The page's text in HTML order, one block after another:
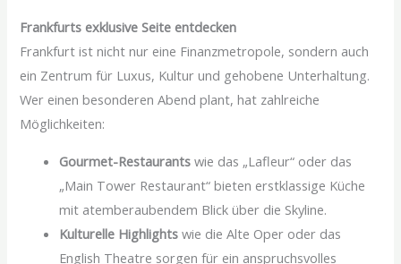
Frankfurts exklusive Seite entdecken
Frankfurt ist nicht nur eine Finanzmetropole, sondern auch
ein Zentrum für Luxus, Kultur und gehobene Unterhaltung.
Wer einen besonderen Abend plant, hat zahlreiche
Möglichkeiten:
Gourmet-Restaurants wie das „Lafleur“ oder das
„Main Tower Restaurant“ bieten erstklassige Küche
mit atemberaubendem Blick über die Skyline.
Kulturelle Highlights wie die Alte Oper oder das
English Theatre sorgen für ein anspruchsvolles